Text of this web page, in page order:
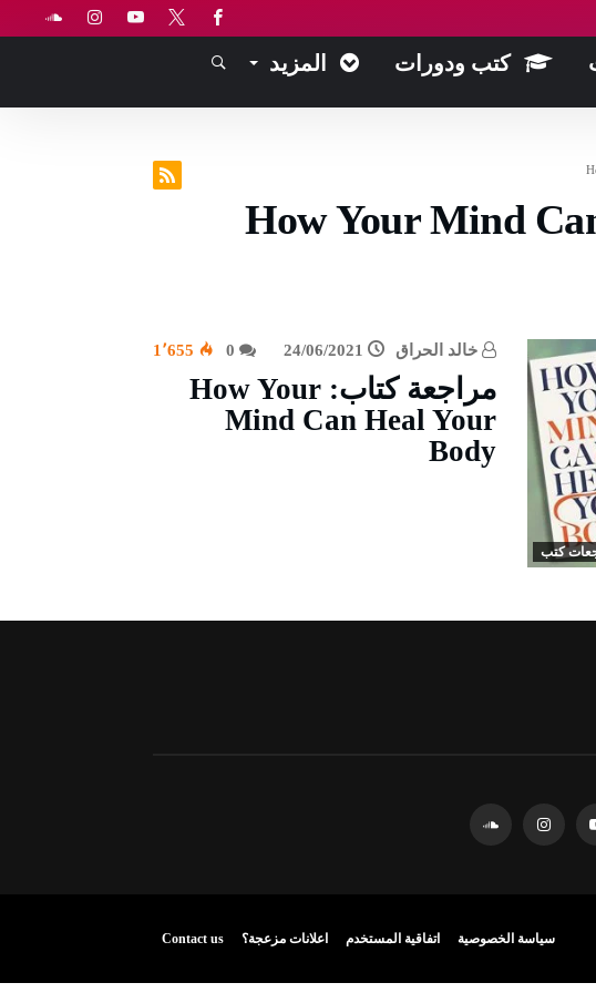
كتب ودورات المزيد
How Your Mind
كتب
خالد الحراق 24/06/2021 1٬655
مراجعة كتاب: How Your
Mind Can Heal Your
Body
سياسة الخصوصية اتفاقية المستخدم اعلانات مزعجة؟ Contact us